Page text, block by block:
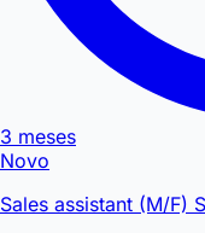
3 meses
Novo
Sales assistant (M/F)